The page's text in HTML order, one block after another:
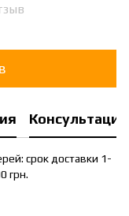
Консультация
срок доставки 1-
грн.